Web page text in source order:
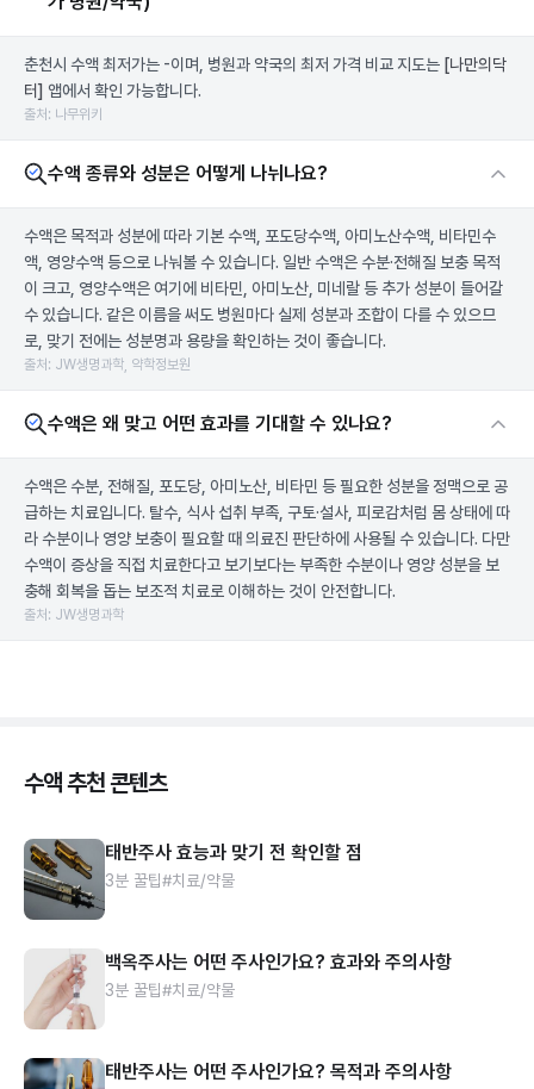
춘천시 수액 최저가는 -이며, 병원과 약국의 최저 가격 비교 지도는 [나만의닥
터] 앱에서 확인 가능합니다.
출처: 나무위키
수액 종류와 성분은 어떻게 나뉘나요?
수액은 목적과 성분에 따라 기본 수액, 포도당수액, 아미노산수액, 비타민수
액, 영양수액 등으로 나눠볼 수 있습니다. 일반 수액은 수분·전해질 보충 목적
이 크고, 영양수액은 여기에 비타민, 아미노산, 미네랄 등 추가 성분이 들어갈
수 있습니다. 같은 이름을 써도 병원마다 실제 성분과 조합이 다를 수 있으므
로, 맞기 전에는 성분명과 용량을 확인하는 것이 좋습니다.
출처: JW생명과학, 약학정보원
수액은 왜 맞고 어떤 효과를 기대할 수 있나요?
수액은 수분, 전해질, 포도당, 아미노산, 비타민 등 필요한 성분을 정맥으로 공
급하는 치료입니다. 탈수, 식사 섭취 부족, 구토·설사, 피로감처럼 몸 상태에 따
라 수분이나 영양 보충이 필요할 때 의료진 판단하에 사용될 수 있습니다. 다만
수액이 증상을 직접 치료한다고 보기보다는 부족한 수분이나 영양 성분을 보
충해 회복을 돕는 보조적 치료로 이해하는 것이 안전합니다.
출처: JW생명과학
수액 추천 콘텐츠
태반주사 효능과 맞기 전 확인할 점
3분 꿀팁#치료/약물
백옥주사는 어떤 주사인가요? 효과와 주의사항
3분 꿀팁#치료/약물
태반주사는 어떤 주사인가요? 목적과 주의사항